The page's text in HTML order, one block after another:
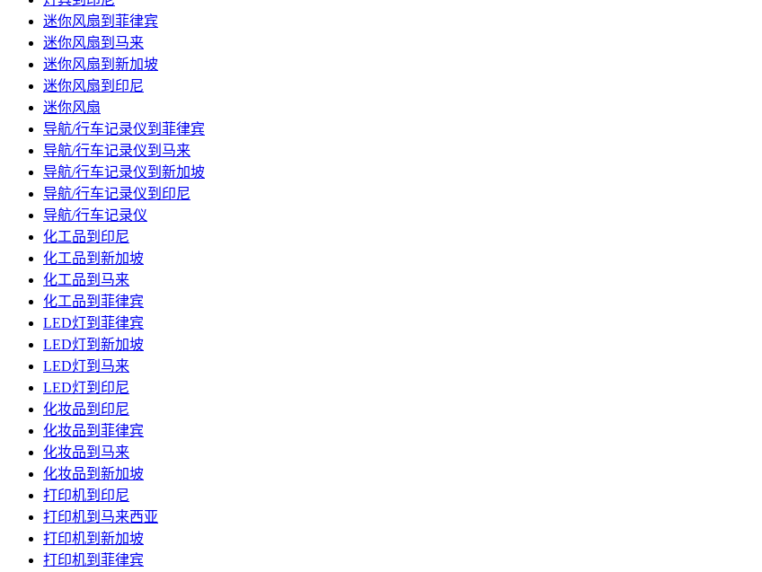
迷你风扇到菲律宾
迷你风扇到马来
迷你风扇到新加坡
迷你风扇到印尼
迷你风扇
导航/行车记录仪到菲律宾
导航/行车记录仪到马来
导航/行车记录仪到新加坡
导航/行车记录仪到印尼
导航/行车记录仪
化工品到印尼
化工品到新加坡
化工品到马来
化工品到菲律宾
LED灯到菲律宾
LED灯到新加坡
LED灯到马来
LED灯到印尼
化妆品到印尼
化妆品到菲律宾
化妆品到马来
化妆品到新加坡
打印机到印尼
打印机到马来西亚
打印机到新加坡
打印机到菲律宾